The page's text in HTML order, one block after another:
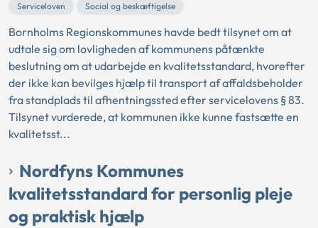
Serviceloven
Social og beskæftigelse
Bornholms Regionskommunes havde bedt tilsynet om at
udtale sig om lovligheden af kommunens påtænkte
beslutning om at udarbejde en kvalitetsstandard, hvorefter
der ikke kan bevilges hjælp til transport af affaldsbeholder
fra standplads til afhentningssted efter servicelovens § 83.
Tilsynet vurderede, at kommunen ikke kunne fastsætte en
kvalitetsst...
Nordfyns Kommunes
kvalitetsstandard for personlig pleje
og praktisk hjælp